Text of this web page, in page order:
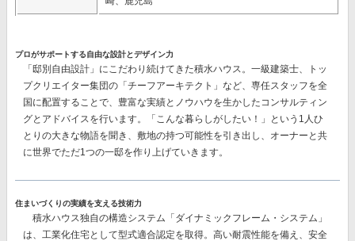
プロがサポートする自由な設計とデザイン力
「邸別自由設計」 にこだわり続けてきた積水ハウス。一級建築士、トッ
プクリエイター集団の 「チーフアーキテクト」 など、専任スタッフを全
国に配置することで、豊富な実績とノウハウを生かしたコンサルティン
グとアドバイスを行います。「こんな暮らしがしたい！」という1人ひ
とりの大きな物語を聞き、敷地の持つ可能性を引き出し、オーナーと共
に世界でただ1つの一邸を作り上げていきます。
住まいづくりの実績を支える技術力
積水ハウス独自の構造システム 「ダイナミックフレーム・システム」
は、工業化住宅として型式適合認定を取得。高い耐震性能を備え、安全